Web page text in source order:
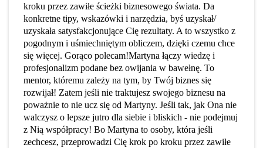
kroku przez zawiłe ścieżki biznesowego świata. Da
konkretne tipy, wskazówki i narzędzia, byś uzyskał/
uzyskała satysfakcjonujące Cię rezultaty. A to wszystko z
pogodnym i uśmiechniętym obliczem, dzięki czemu chce
się więcej. Gorąco polecam!Martyna łączy wiedzę i
profesjonalizm podane bez owijania w bawełnę. To
mentor, któremu zależy na tym, by Twój biznes się
rozwijał! Zatem jeśli nie traktujesz swojego biznesu na
poważnie to nie ucz się od Martyny. Jeśli tak, jak Ona nie
walczysz o lepsze jutro dla siebie i bliskich - nie podejmuj
z Nią współpracy! Bo Martyna to osoby, która jeśli
zechcesz, przeprowadzi Cię krok po kroku przez zawiłe